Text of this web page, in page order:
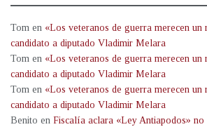
Tom en «Los veteranos de guerra merecen un
candidato a diputado Vladimir Melara
Tom en «Los veteranos de guerra merecen un
candidato a diputado Vladimir Melara
Tom en «Los veteranos de guerra merecen un
candidato a diputado Vladimir Melara
Benito en Fiscalía aclara «Ley Antiapodos» no